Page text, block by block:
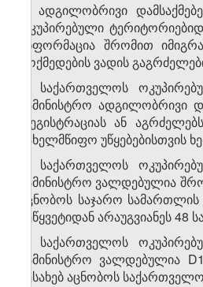
1. ადგილობრივი
ოკუპირებული
ინფორმაცია შრომით
მოქმედების ვადის
2. საქართველოს
სამინისტრო ადგილობრივი
რეგისტრაციას ან
სახელმწიფო უწყებებისთვის
3. საქართველოს
სამინისტრო ვალდებულია
აცნობოს საჯარო
შეწყვეტიდან არაუგვიანეს 48
4. საქართველოს
სამინისტრო ვალდებულია
შესახებ აცნობოს